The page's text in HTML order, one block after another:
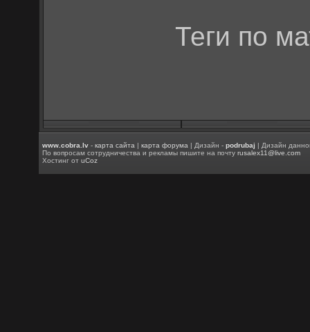
Теги по
www.cobra.lv -карта сайта |карта форума | Дизайн -podrubaj | Дизайн
По вопросам сотрудничества и рекламы пишите на почтуrusalex11@live.com
Хостинг отuCoz